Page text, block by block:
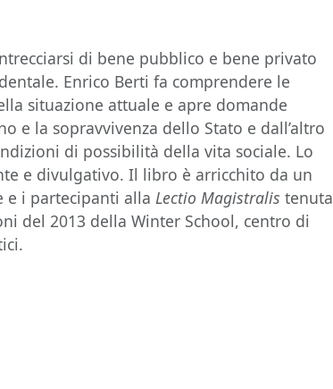
di bene pubblico e bene privato
Enrico Berti fa comprendere le
situazione attuale e apre domande
e la sopravvivenza dello Stato e dall’altro
di possibilità della vita sociale. Lo
e divulgativo. Il libro è arricchito da un
e i partecipanti allaLectio Magistralis tenuta
del 2013 della Winter School, centro di